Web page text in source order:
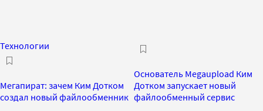
Технологии
Мегапират: зачем Ким Дотком
создал новый файлообменник
Основатель Megaupload Ким
Дотком запускает новый
файлообменный сервис